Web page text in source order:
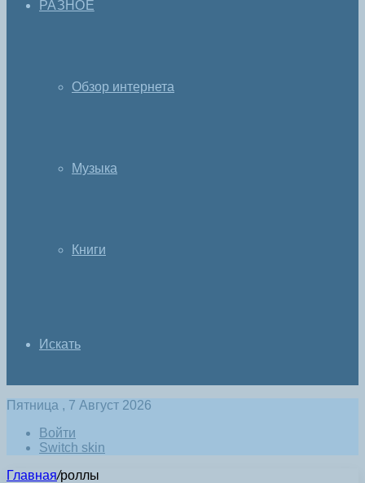
РАЗНОЕ
Обзор интернета
Музыка
Книги
Искать
Пятница , 7 Август 2026
Войти
Switch skin
Главная/роллы